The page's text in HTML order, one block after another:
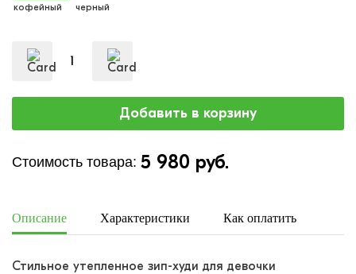
кофейный черный
Стоимость товара: 5 980 руб.
Описание Характеристики Как оплатить
Стильное утепленное зип-худи для девочки